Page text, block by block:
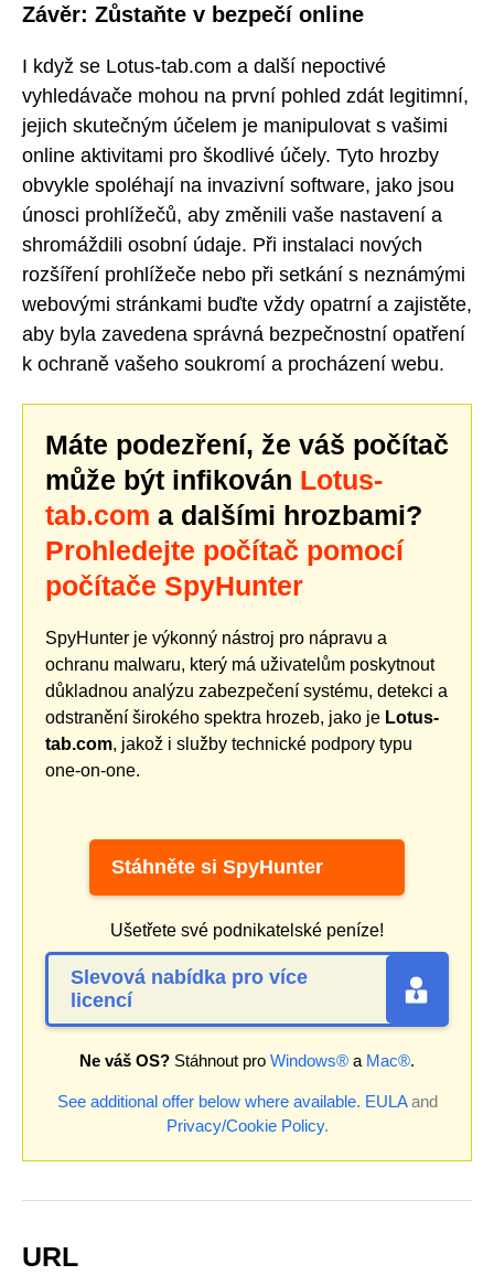
Závěr: Zůstaňte v bezpečí online
I když se Lotus-tab.com a další nepoctivé
vyhledávače mohou na první pohled zdát legitimní,
jejich skutečným účelem je manipulovat s vašimi
online aktivitami pro škodlivé účely. Tyto hrozby
obvykle spoléhají na invazivní software, jako jsou
únosci prohlížečů, aby změnili vaše nastavení a
shromáždili osobní údaje. Při instalaci nových
rozšíření prohlížeče nebo při setkání s neznámými
webovými stránkami buďte vždy opatrní a zajistěte,
aby byla zavedena správná bezpečnostní opatření
k ochraně vašeho soukromí a procházení webu.
Máte podezření, že váš počítač
může být infikován Lotus-
tab.com a dalšími hrozbami?
Prohledejte počítač pomocí
počítače SpyHunter
SpyHunter je výkonný nástroj pro nápravu a
ochranu malwaru, který má uživatelům poskytnout
důkladnou analýzu zabezpečení systému, detekci a
odstranění širokého spektra hrozeb, jako je Lotus-
tab.com, jakož i služby technické podpory typu
one-on-one.
Stáhněte si SpyHunter
Ušetřete své podnikatelské peníze!
Slevová nabídka pro více
licencí
Ne váš OS? Stáhnout pro Windows® a Mac®.
See additional offer below where available. EULAand
Privacy/Cookie Policy.
URL